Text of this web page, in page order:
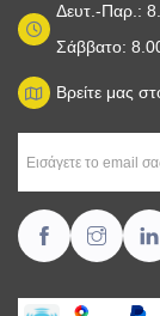
Δευτ.-Παρ.:
Σάββατο:
Βρείτε μας